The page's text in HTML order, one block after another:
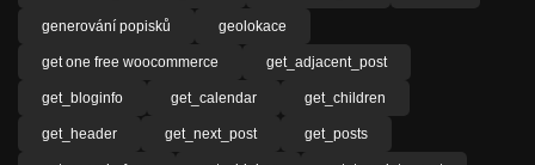
generování popisků geolokace
get one free woocommerce get_adjacent_post
get_bloginfo get_calendar get_children
get_header get_next_post get_posts